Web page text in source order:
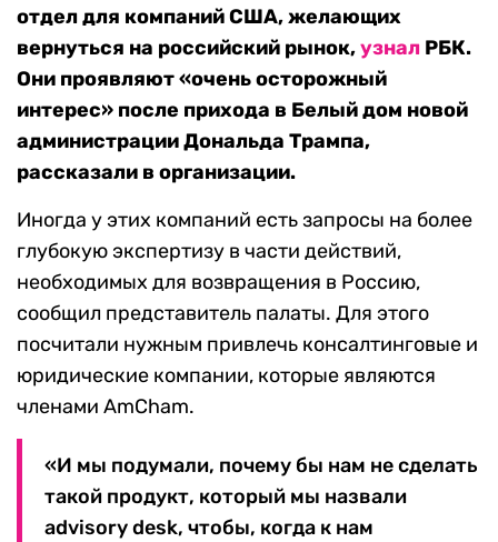
отдел для компаний США, желающих
вернуться на российский рынок,узнал РБК.
Они проявляют «очень осторожный
интерес» после прихода в Белый дом новой
администрации Дональда Трампа,
рассказали в организации.
Иногда у этих компаний есть запросы на более
глубокую экспертизу в части действий,
необходимых для возвращения в Россию,
сообщил представитель палаты. Для этого
посчитали нужным привлечь консалтинговые и
юридические компании, которые являются
членами AmCham.
«И мы подумали, почему бы нам не сделать
такой продукт, который мы назвали
advisory desk, чтобы, когда к нам